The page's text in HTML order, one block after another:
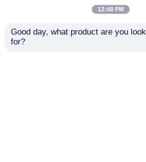
τμήμα
12:48 PM
Good day, what product are you
for?